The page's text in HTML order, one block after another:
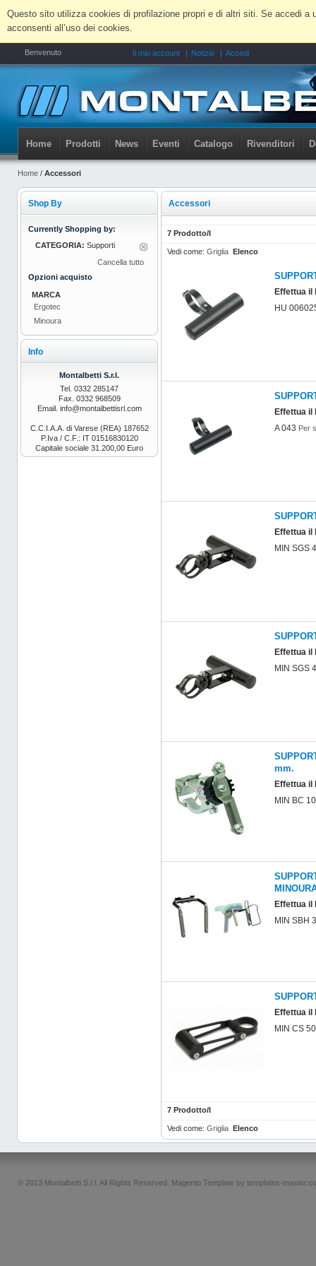
Questo sito utilizza cookies di profilazione propri e di altri siti. Se accedi a
acconsenti all’uso dei cookies.
Benvenuto Il mio account Notizie Accedi
Home Prodotti News Eventi Catalogo Rivenditori
Home / Accessori
Accessori
7 Prodotto/I
Vedi come: Griglia Elenco
Effettua il
HU
Effettua il
A 043 Per
Effettua il
MIN SGS
Effettua il
MIN SGS
mm.
Effettua il
MIN BC
Effettua il
MIN SBH
Effettua il
MIN CS
7 Prodotto/I
Vedi come: Griglia Elenco
Shop By
Currently Shopping by:
CATEGORIA: Supporti
Cancella tutto
Opzioni acquisto
MARCA
Ergotec
Minoura
Info
Montalbetti S.r.l.
Tel. 0332 285147
Fax. 0332 968509
Email. info@montalbettisrl.com
C.C.I.A.A. di Varese (REA) 187652
P.Iva / C.F.: IT 01516830120
Capitale sociale 31.200,00 Euro
© 2013 Montalbetti S.r.l. All Rights Reserved. Magento Template by templates-